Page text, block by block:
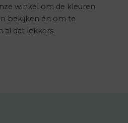
winkel om de kleuren
bekijken én om te
al dat lekkers.